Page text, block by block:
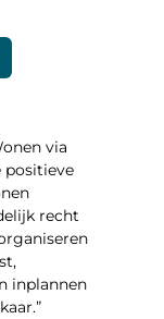
via
positieve
recht
inplannen